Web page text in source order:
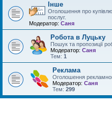
Інше
Оголошення про
послуг.
Модератор: Саня
Робота в Луцьку
Пошук та пропозиції
Модератор: Саня
Тем: 1
Реклама
Оголошення
Модератор: Саня
Тем: 299